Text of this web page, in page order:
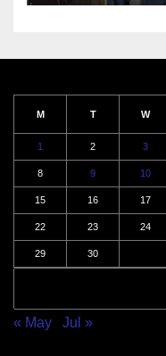
M T W
1 2 3
8 9 10
15 16 17
22 23 24
29 30
« May Jul »